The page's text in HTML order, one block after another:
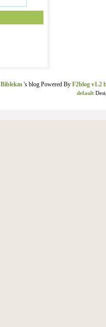
Biblekm 's blog Powered By F2blog v1.2
default